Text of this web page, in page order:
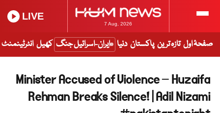
7 Aug, 2026
LIVE
صفحۂ اول تازہ ترین پاکستان دنیا ایران-اسرائیل جنگ کھیل انٹرٹینمنٹ
Minister Accused of Violence – Huzaifa
Rehman Breaks Silence! | Adil Nizami